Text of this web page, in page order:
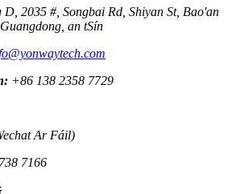
D, 2035 #, Songbai Rd, Shiyan St, Bao'an
an tSín
+86 138 2358 7729
Ar Fáil)
7166